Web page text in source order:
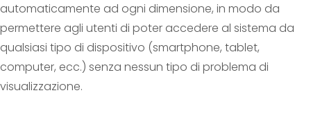
automaticamente ad ogni dimensione, in modo da
permettere agli utenti di poter accedere al sistema da
qualsiasi tipo di dispositivo (smartphone, tablet,
computer, ecc.) senza nessun tipo di problema di
visualizzazione.